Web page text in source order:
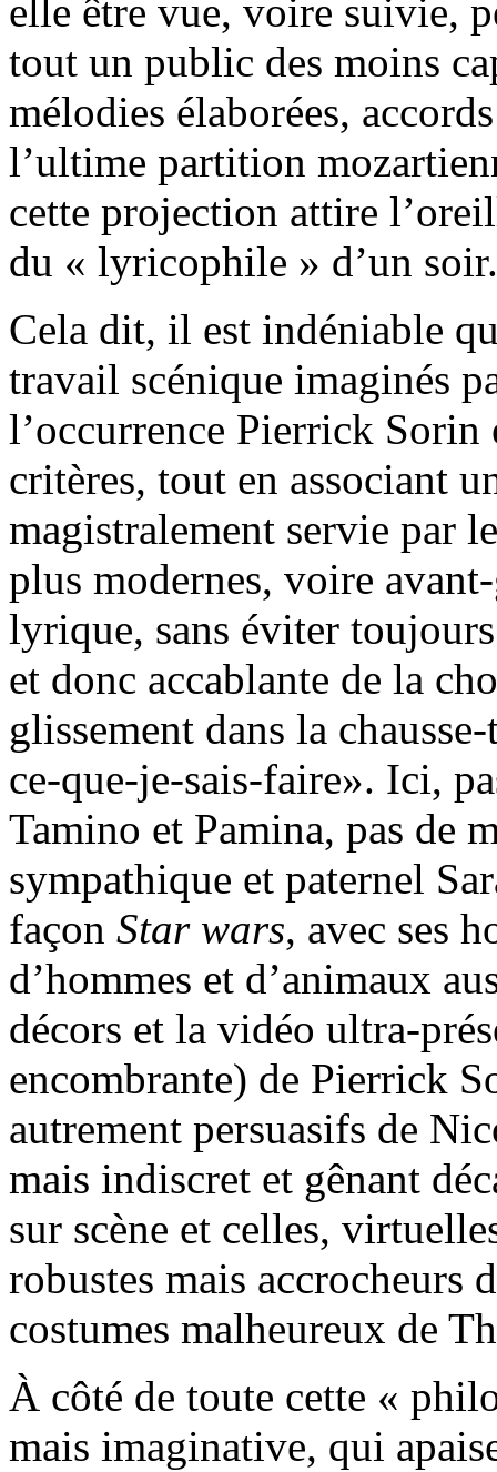
elle être vue, voire suivie,
tout un public des moins
mélodies élaborées,
l’ultime partition
cette projection attire
du « lyricophile » d’un soir.
Cela dit, il est indéniable
travail scénique imaginés
l’occurrence Pierrick
critères, tout en associant
magistralement servie par
plus modernes, voire
lyrique, sans éviter
et donc accablante de la
glissement dans la
ce-que-je-sais-faire». Ici,
Tamino et Pamina, pas de
sympathique et paternel
façon Star wars, avec ses
d’hommes et d’animaux
décors et la vidéo ultra-
encombrante) de Pierrick
autrement persuasifs de
mais indiscret et gênant
sur scène et celles,
robustes mais accrocheurs
costumes malheureux de
À côté de toute cette «
mais imaginative, qui